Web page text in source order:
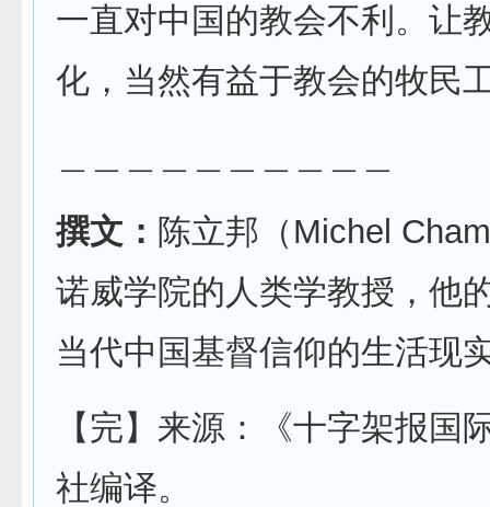
一直对中国的教会不利。让
化，当然有益于教会的牧民
撰文： 陈立邦（Michel
诺威学院的人类学教授，他
当代中国基督信仰的生活现
【完】来源：《十字架报国
社编译。